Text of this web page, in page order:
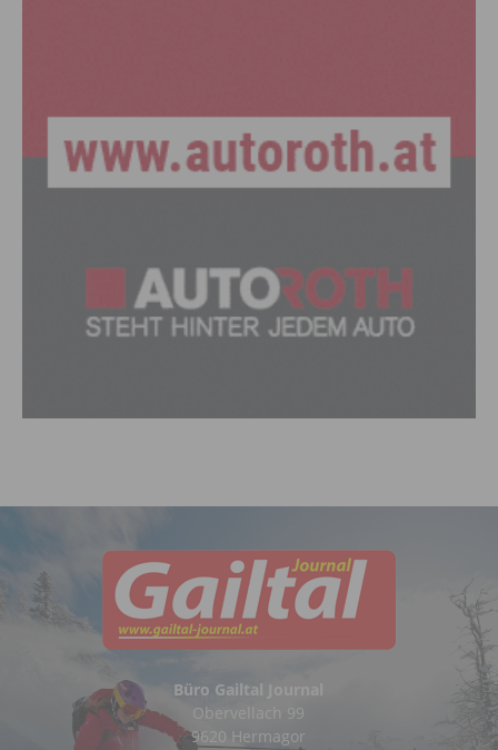
Büro Gailtal Journal
Obervellach 99
9620 Hermagor